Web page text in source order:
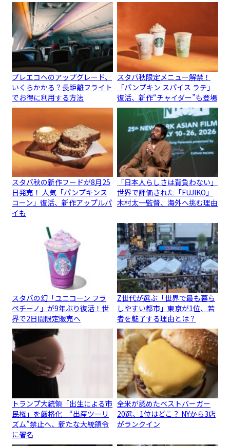
プレエコへのアップグレード、
いくらかかる？長距離フライト
でお得に利用する方法
スタバ秋限定メニュー解禁！
「パンプキン スパイス ラテ」
復活、新作“チャイダー”も登場
スタバ秋の新作フードが8月25
日発売！ 人気「パンプキンス
コーン」復活、新作アップルパ
イも
「日本人らしさは背負わない」
世界で評価された「FUJIKO」
木村太一監督、海外へ挑む理由
スタバの幻「ユニコーン フラ
ペチーノ」が9年ぶり復活！世
界で2日間限定販売へ
Z世代が選ぶ「世界で最も暮ら
しやすい都市」東京が1位、若
者を魅了する理由とは？
トランプ大統領「出生による市
民権」を厳格化 “出産ツーリ
ズム”禁止へ、新たな大統領令
に署名
全米が認めたベストバーガー
20選、1位はどこ？ NYから3店
がランクイン